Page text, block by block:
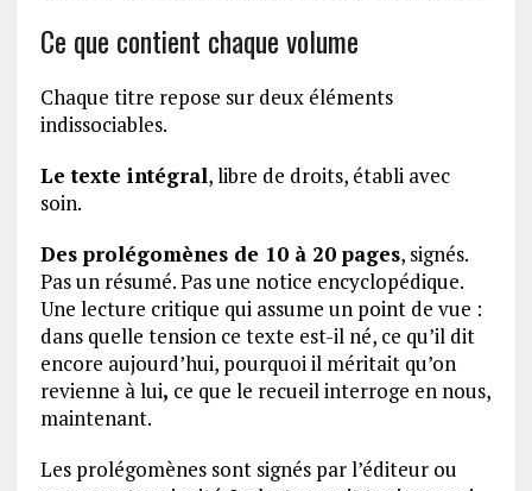
Ce que contient chaque volume
Chaque titre repose sur deux éléments
indissociables.
Le texte intégral, libre de droits, établi avec
soin.
Des prolégomènes de 10 à 20 pages, signés.
Pas un résumé. Pas une notice encyclopédique.
Une lecture critique qui assume un point de vue :
dans quelle tension ce texte est-il né, ce qu’il dit
encore aujourd’hui, pourquoi il méritait qu’on
revienne à lui, ce que le recueil interroge en nous,
maintenant.
Les prolégomènes sont signés par l’éditeur ou